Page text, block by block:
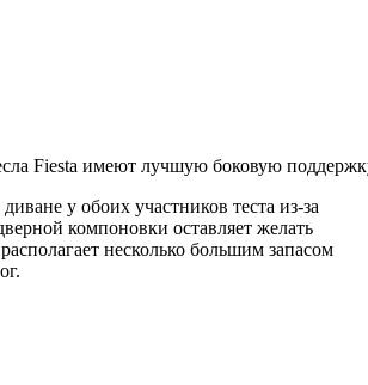
Fiesta имеют лучшую боковую
у обоих участников теста из-за
компоновки оставляет желать
несколько большим запасом